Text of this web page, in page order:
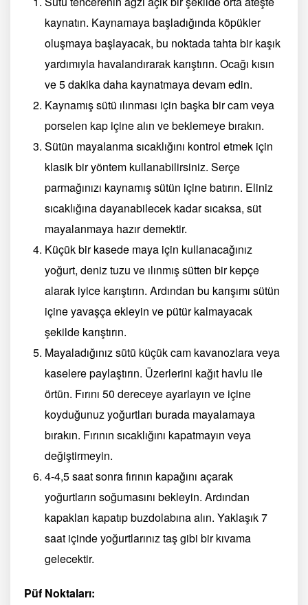
kaynatın. Kaynamaya başladığında köpükler
oluşmaya başlayacak, bu noktada tahta bir kaşık
yardımıyla havalandırarak karıştırın. Ocağı kısın
ve 5 dakika daha kaynatmaya devam edin.
Kaynamış sütü ılınması için başka bir cam veya
porselen kap içine alın ve beklemeye bırakın.
Sütün mayalanma sıcaklığını kontrol etmek için
klasik bir yöntem kullanabilirsiniz. Serçe
parmağınızı kaynamış sütün içine batırın. Eliniz
sıcaklığına dayanabilecek kadar sıcaksa, süt
mayalanmaya hazır demektir.
Küçük bir kasede maya için kullanacağınız
yoğurt, deniz tuzu ve ılınmış sütten bir kepçe
alarak iyice karıştırın. Ardından bu karışımı sütün
içine yavaşça ekleyin ve pütür kalmayacak
şekilde karıştırın.
Mayaladığınız sütü küçük cam kavanozlara veya
kaselere paylaştırın. Üzerlerini kağıt havlu ile
örtün. Fırını 50 dereceye ayarlayın ve içine
koyduğunuz yoğurtları burada mayalamaya
bırakın. Fırının sıcaklığını kapatmayın veya
değiştirmeyin.
4-4,5 saat sonra fırının kapağını açarak
yoğurtların soğumasını bekleyin. Ardından
kapakları kapatıp buzdolabına alın. Yaklaşık 7
saat içinde yoğurtlarınız taş gibi bir kıvama
gelecektir.
Püf Noktaları: